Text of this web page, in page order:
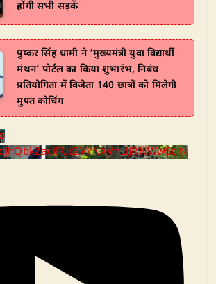
होंगी सभी सड़कें
पुष्कर सिंह धामी ने ‘मुख्यमंत्री युवा विद्यार्थी
मंथन’ पोर्टल का किया शुभारंभ, निबंध
प्रतियोगिता में विजेता 140 छात्रों को मिलेगी
मुफ्त कोचिंग